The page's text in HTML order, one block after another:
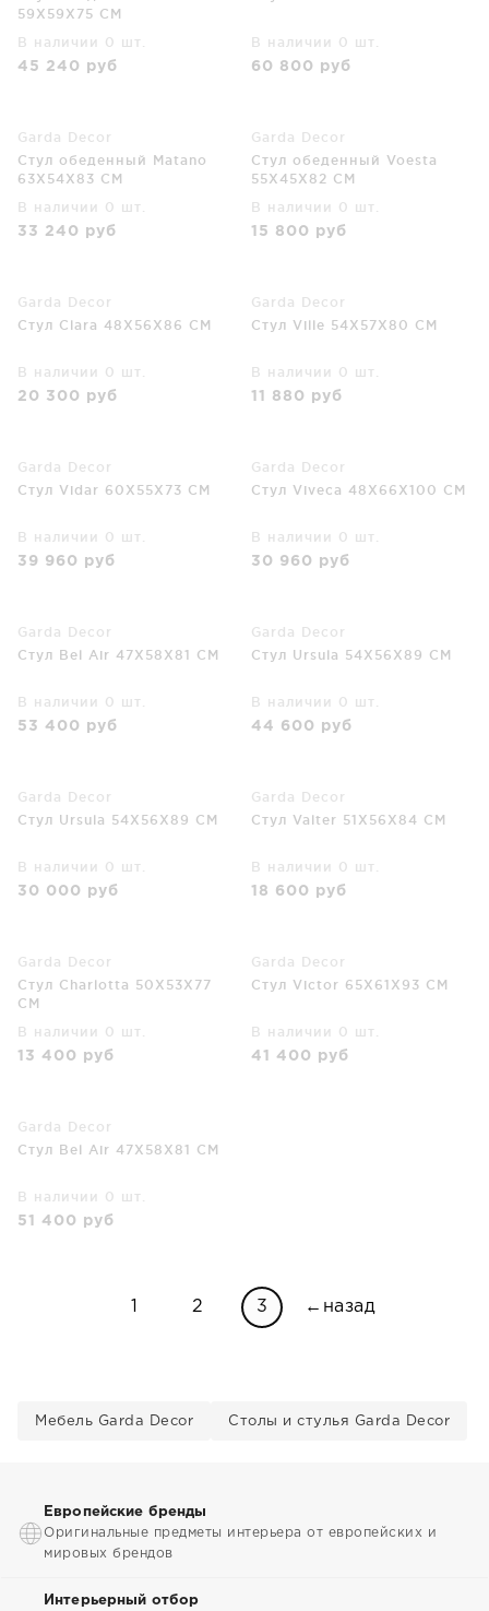
59X59X75 CM
В наличии 0 шт.
45 240 руб
В наличии 0 шт.
60 800 руб
Garda Decor
Стул обеденный Matano
63X54X83 CM
В наличии 0 шт.
33 240 руб
Garda Decor
Стул обеденный Voesta
55X45X82 CM
В наличии 0 шт.
15 800 руб
Garda Decor
Стул Clara 48X56X86 CM
В наличии 0 шт.
20 300 руб
Garda Decor
Стул Ville 54X57X80 CM
В наличии 0 шт.
11 880 руб
Garda Decor
Стул Vidar 60X55X73 CM
В наличии 0 шт.
39 960 руб
Garda Decor
Стул Viveca 48X66X100 CM
В наличии 0 шт.
30 960 руб
Garda Decor
Стул Bel Air 47X58X81 CM
В наличии 0 шт.
53 400 руб
Garda Decor
Стул Ursula 54X56X89 CM
В наличии 0 шт.
44 600 руб
Garda Decor
Стул Ursula 54X56X89 CM
В наличии 0 шт.
30 000 руб
Garda Decor
Стул Valter 51X56X84 CM
В наличии 0 шт.
18 600 руб
Garda Decor
Стул Charlotta 50X53X77
CM
В наличии 0 шт.
13 400 руб
Garda Decor
Стул Victor 65X61X93 CM
В наличии 0 шт.
41 400 руб
Garda Decor
Стул Bel Air 47X58X81 CM
В наличии 0 шт.
51 400 руб
2 3 ←назад
Мебель Garda Decor Столы и стулья Garda Decor
Европейские бренды
Оригинальные предметы интерьера от европейских и
мировых брендов
Интерьерный отбор